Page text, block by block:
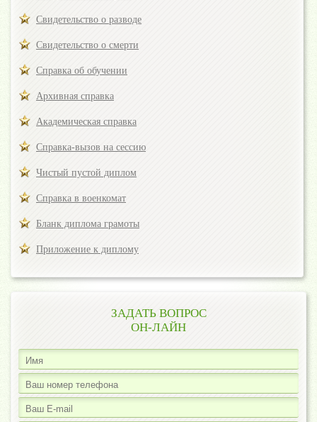
Свидетельство о разводе
Свидетельство о смерти
Справка об обучении
Архивная справка
Академическая справка
Справка-вызов на сессию
Чистый пустой диплом
Справка в военкомат
Бланк диплома грамоты
Приложение к диплому
ЗАДАТЬ ВОПРОС
ОН-ЛАЙН